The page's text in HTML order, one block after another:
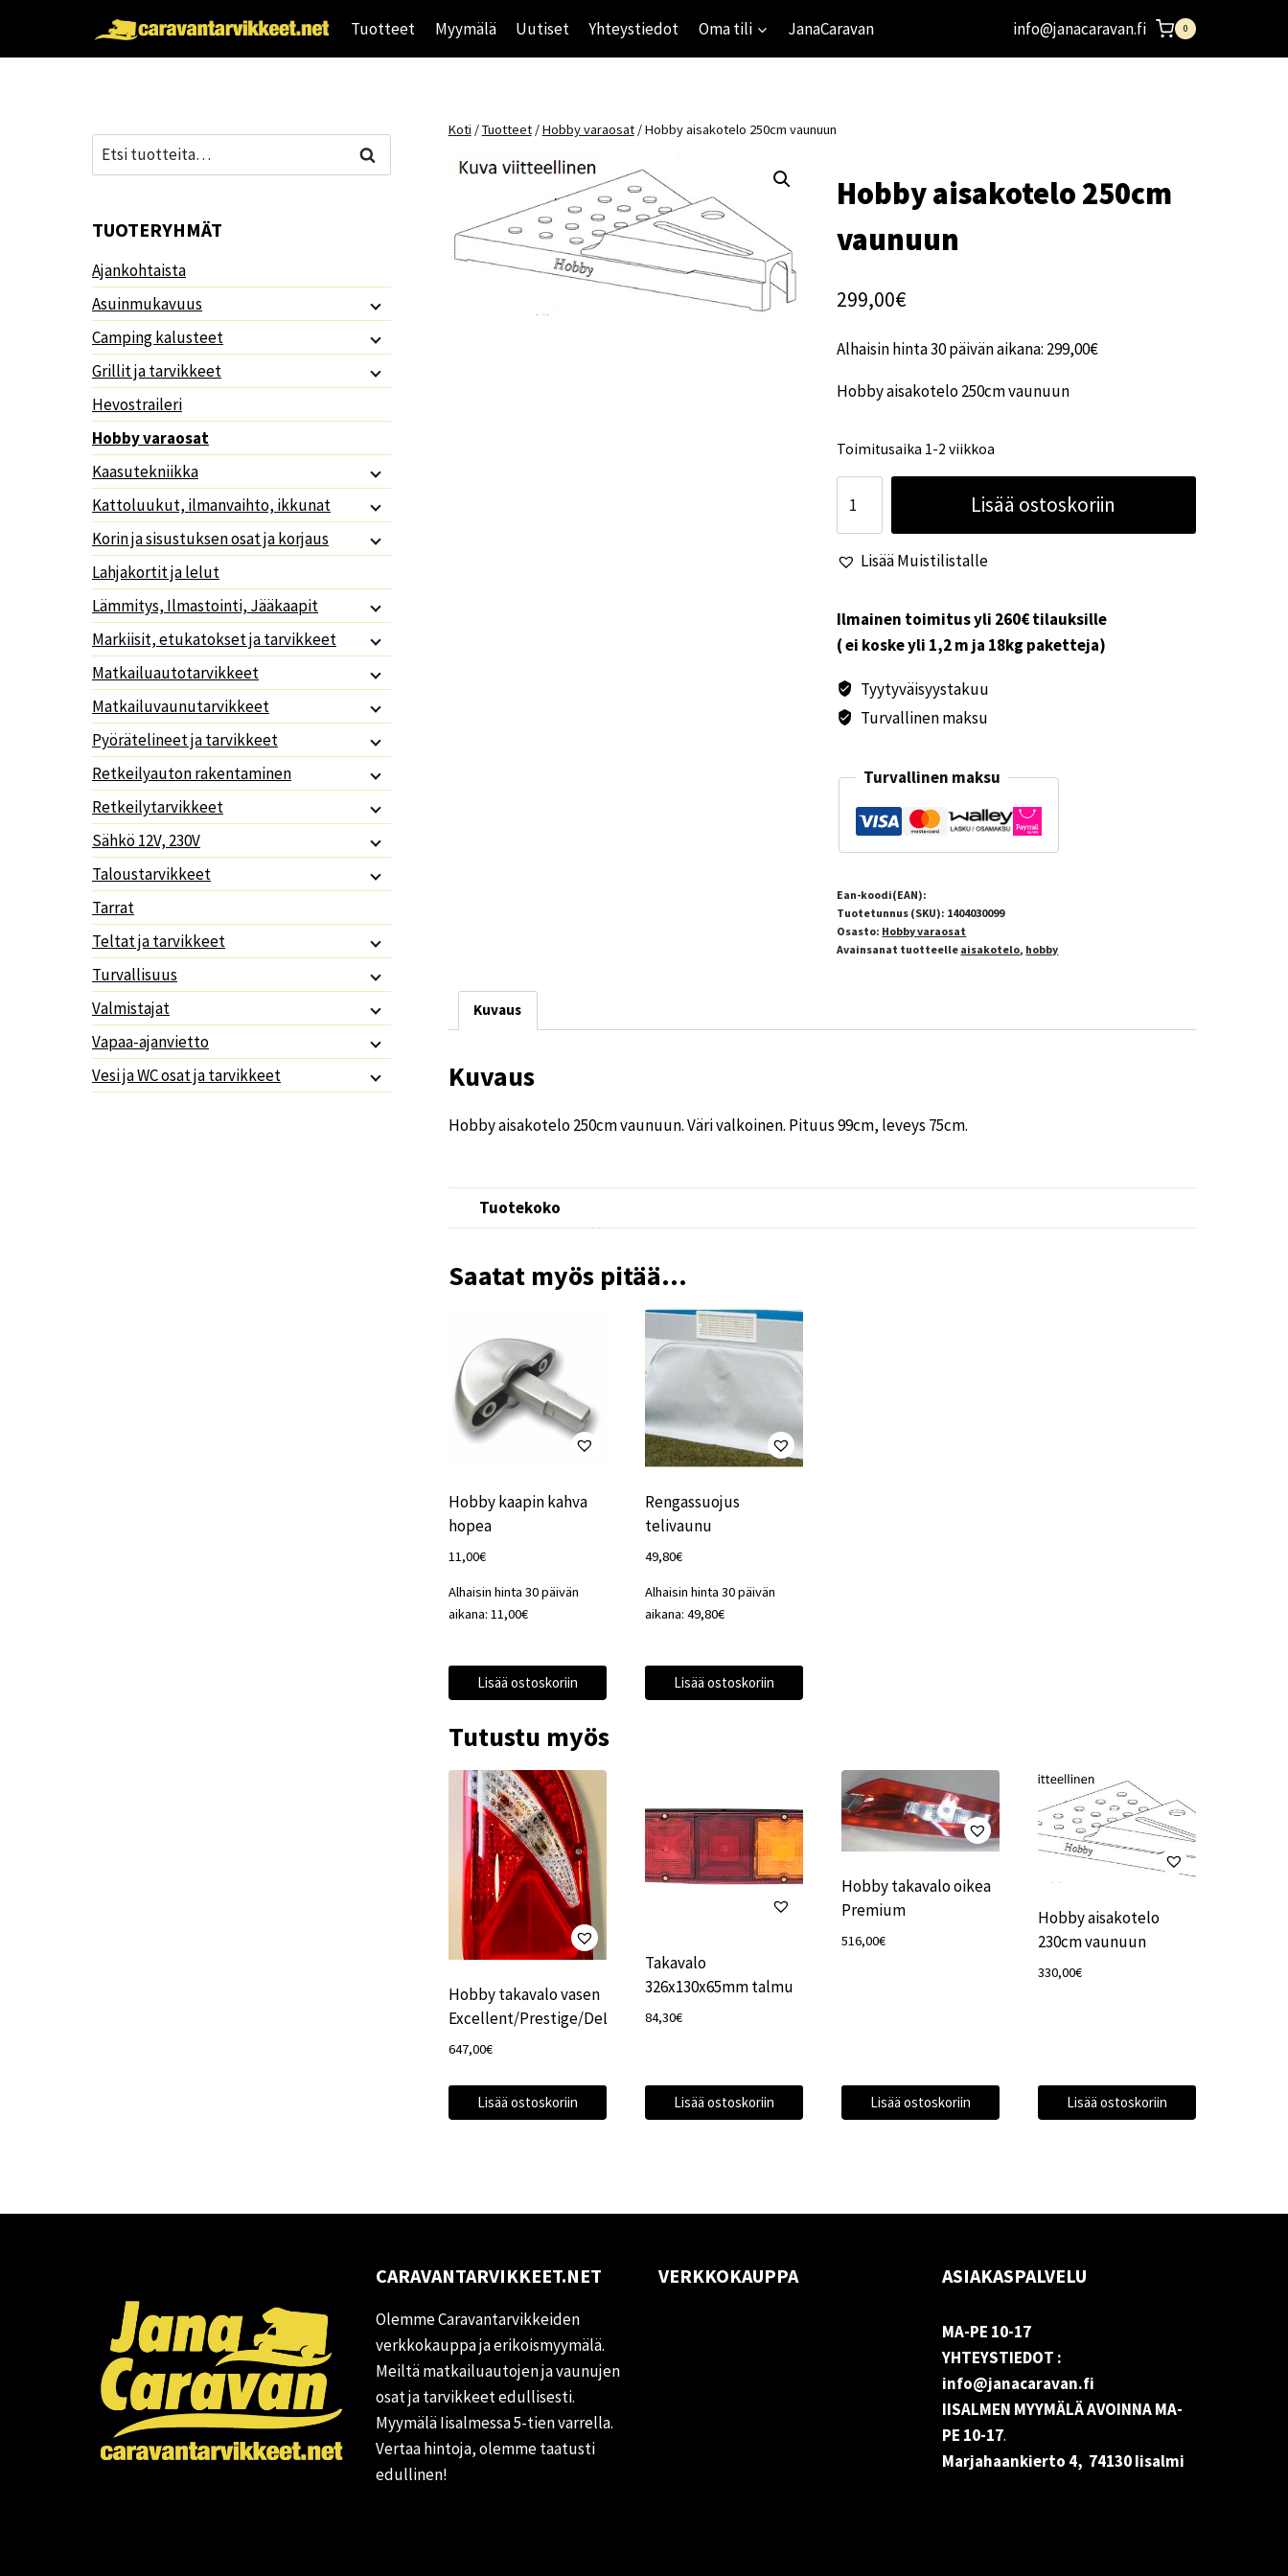
Tuotteet Myymälä Uutiset Yhteystiedot Oma tili JanaCaravan info@janacaravan.fi 0
Koti /Tuotteet /Hobby varaosat /Hobby aisakotelo 250cm vaunuun
Hobby aisakotelo 250cm
vaunuun
299,00€
Alhaisin hinta 30 päivän aikana: 299,00€
Hobby aisakotelo 250cm vaunuun
Toimitusaika 1-2 viikkoa
aisakotelo
250cm
vaunuun
Lisää ostoskoriin
Lisää Muistilistalle
Ilmainen toimitus yli 260€ tilauksille
( ei koske yli 1,2 m ja 18kg paketteja)
Tyytyväisyystakuu
Turvallinen maksu
Turvallinen maksu
Ean-koodi(EAN):
Tuotetunnus (SKU): 1404030099
Osasto: Hobby varaosat
Avainsanat tuotteelle aisakotelo, hobby
Kuvaus
Kuvaus
Hobby aisakotelo 250cm vaunuun. Väri valkoinen. Pituus 99cm, leveys 75cm.
Tuotekoko
Saatat myös pitää...
Hobby kaapin kahva
hopea
11,00€
Alhaisin hinta 30 päivän
aikana: 11,00€
Lisää ostoskoriin
Rengassuojus
telivaunu
49,80€
Alhaisin hinta 30 päivän
aikana: 49,80€
Lisää ostoskoriin
Tutustu myös
Hobby takavalo vasen
Excellent/Prestige/DeLuxe
647,00€
Lisää ostoskoriin
Takavalo
326x130x65mm talmu
84,30€
Lisää ostoskoriin
Hobby takavalo oikea
Premium
516,00€
Lisää ostoskoriin
Hobby aisakotelo
230cm vaunuun
330,00€
Lisää ostoskoriin
Etsi: Haku
TUOTERYHMÄT
Ajankohtaista
Asuinmukavuus
Camping kalusteet
Grillit ja tarvikkeet
Hevostraileri
Hobby varaosat
Kaasutekniikka
Kattoluukut, ilmanvaihto, ikkunat
Korin ja sisustuksen osat ja korjaus
Lahjakortit ja lelut
Lämmitys, Ilmastointi, Jääkaapit
Markiisit, etukatokset ja tarvikkeet
Matkailuautotarvikkeet
Matkailuvaunutarvikkeet
Pyörätelineet ja tarvikkeet
Retkeilyauton rakentaminen
Retkeilytarvikkeet
Sähkö 12V, 230V
Taloustarvikkeet
Tarrat
Teltat ja tarvikkeet
Turvallisuus
Valmistajat
Vapaa-ajanvietto
Vesi ja WC osat ja tarvikkeet
CARAVANTARVIKKEET.NET
Olemme Caravantarvikkeiden
verkkokauppa ja erikoismyymälä.
Meiltä matkailuautojen ja vaunujen
osat ja tarvikkeet edullisesti.
Myymälä Iisalmessa 5-tien varrella.
Vertaa hintoja, olemme taatusti
edullinen!
VERKKOKAUPPA ASIAKASPALVELU
MA-PE 10-17
YHTEYSTIEDOT :
info@janacaravan.fi
IISALMEN MYYMÄLÄ AVOINNA MA-
PE 10-17.
Marjahaankierto 4, 74130 Iisalmi